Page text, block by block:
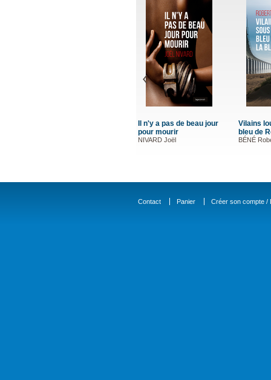
Il n'y a pas de beau jour
pour mourir
NIVARD Joël
Vilains
bleu de
BÉNÉ
Contact Panier Créer son compte /